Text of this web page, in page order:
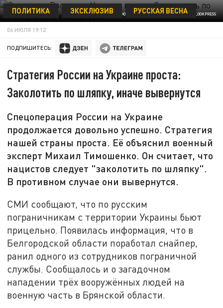
ФОТО: MAKSIM KONSTANTINOV/GLOBALLOOKPRESS
ПОЛИТИКА ЭКСКЛЮЗИВ РУССКАЯ ВЕСНА
06 ИЮЛЯ 19:12
ПОДПИШИТЕСЬ:
Стратегия России на Украине проста:
Заколотить по шляпку, иначе вывернутся
Спецоперация России на Украине
продолжается довольно успешно. Стратегия
нашей страны проста. Её объяснил военный
эксперт Михаил Тимошенко. Он считает, что
нацистов следует "заколотить по шляпку".
В противном случае они вывернутся.
СМИ сообщают, что по русским
пограничникам с территории Украины бьют
прицельно. Появилась информация, что в
Белгородской области поработал снайпер,
ранил одного из сотрудников пограничной
службы. Сообщалось и о загадочном
нападении трёх вооружённых людей на
военную часть в Брянской области.